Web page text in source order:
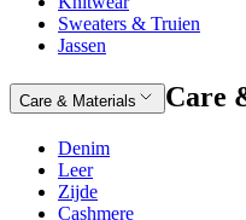
Sweaters & Truien
Jassen
Care & Materials Care
Denim
Leer
Zijde
Cashmere